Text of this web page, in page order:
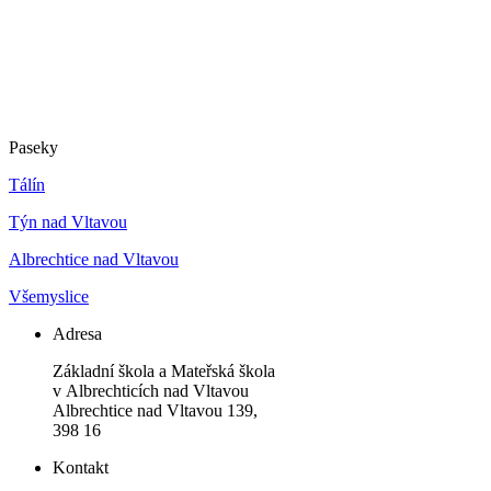
Paseky
Tálín
Týn nad Vltavou
Albrechtice nad Vltavou
Všemyslice
Adresa
Základní škola a Mateřská škola
v Albrechticích nad Vltavou
Albrechtice nad Vltavou 139,
398 16
Kontakt